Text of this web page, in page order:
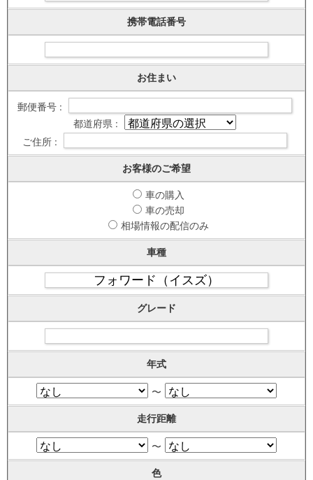
携帯電話番号
お住まい
郵便番号 :
都道府県 :
ご住所 :
お客様のご希望
車の購入
車の売却
相場情報の配信のみ
車種
グレード
年式
〜
走行距離
〜
色